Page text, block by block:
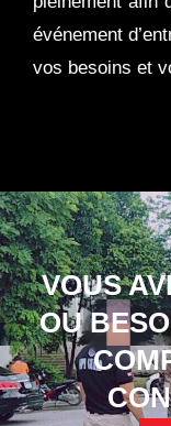
événement
vos besoins et
VOUS
OU